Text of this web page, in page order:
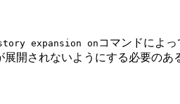
expansion onコマンドによ
開されないようにする必要のあ